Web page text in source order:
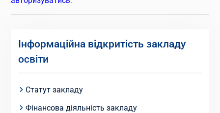
Інформаційна відкритість закладу
освіти
Статут закладу
Фінансова діяльність закладу